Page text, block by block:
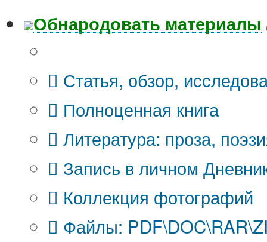
Обнародовать материалы
Статья, обзор,
Полноценная книга
Литература: проза,
Запись в личном
Коллекция фотографий
Файлы: